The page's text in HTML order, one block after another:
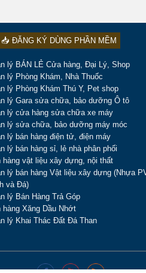
📥 ĐĂNG KÝ DÙNG PHẦN MỀM
lý BÁN LẺ Cửa hàng, Đại Lý, Shop
lý Phòng Khám, Nhà Thuốc
lý Phòng Khám Thú Y, Pet shop
lý Gara sửa chữa, bảo dưỡng Ô tô
lý cửa hàng sửa chữa xe máy
lý sửa chữa, bảo dưỡng máy móc
lý bán hàng điện tử, điện máy
lý bán hàng sỉ, lẻ nhà phân phối
hàng vật liệu xây dựng, nội thất
lý bán hàng Vật liệu xây dựng (Nhựa
và Đá)
lý Bán Hàng Trả Góp
hàng Xăng Dầu Nhớt
lý Khai Thác Đất Đá Than